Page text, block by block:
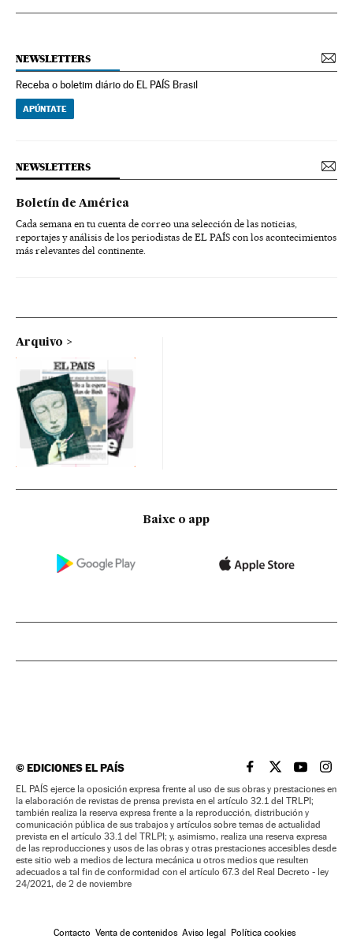
NEWSLETTERS
Receba o boletim diário do EL PAÍS Brasil
APÚNTATE
NEWSLETTERS
Boletín de América
Cada semana en tu cuenta de correo una selección de las noticias,
reportajes y análisis de los periodistas de EL PAÍS con los acontecimientos
más relevantes del continente.
Arquivo
Baixe o app
©EDICIONES EL PAÍS EL PAÍS BRASIL EN
EL PAÍSEL PAÍS
EL
EL PAÍS ejerce la oposición expresa frente al uso de sus obras y prestaciones en
la elaboración de revistas de prensa prevista en el artículo 32.1 del TRLPI;
también realiza la reserva expresa frente a la reproducción, distribución y
comunicación pública de sus trabajos y artículos sobre temas de actualidad
prevista en el artículo 33.1 del TRLPI; y, asimismo, realiza una reserva expresa
de las reproducciones y usos de las obras y otras prestaciones accesibles desde
este sitio web a medios de lectura mecánica u otros medios que resulten
adecuados a tal fin de conformidad con el artículo 67.3 del Real Decreto - ley
24/2021, de 2 de noviembre
Contacto Venta de contenidos Aviso legal Política cookies